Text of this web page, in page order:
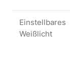
Einstellbares
Weißlicht